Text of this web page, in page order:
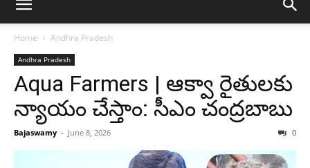
Home Andhra Pradesh
Andhra Pradesh
Aqua Farmers | ఆక్వా రైతులకు
న్యాయం చేస్తాం: సీఎం చంద్రబాబు
Bajaswamy - June 8, 2026 0